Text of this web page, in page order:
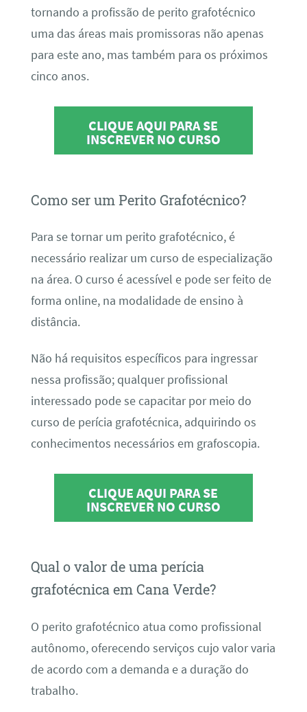
tornando a profissão de perito grafotécnico
uma das áreas mais promissoras não apenas
para este ano, mas também para os próximos
cinco anos.
CLIQUE AQUI PARA SE
INSCREVER NO CURSO
Como ser um Perito Grafotécnico?
Para se tornar um perito grafotécnico, é
necessário realizar um curso de especialização
na área. O curso é acessível e pode ser feito de
forma online, na modalidade de ensino à
distância.
Não há requisitos específicos para ingressar
nessa profissão; qualquer profissional
interessado pode se capacitar por meio do
curso de perícia grafotécnica, adquirindo os
conhecimentos necessários em grafoscopia.
CLIQUE AQUI PARA SE
INSCREVER NO CURSO
Qual o valor de uma perícia
grafotécnica em Cana Verde?
O perito grafotécnico atua como profissional
autônomo, oferecendo serviços cujo valor varia
de acordo com a demanda e a duração do
trabalho.